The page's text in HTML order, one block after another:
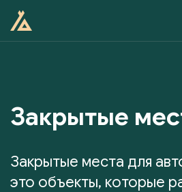
Закрытые
Закрытые места для
это объекты, которые